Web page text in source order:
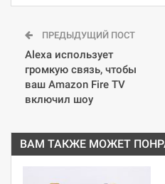
ПРЕДЫДУЩИЙ ПОСТ
Alexa использует
громкую связь, чтобы
ваш Amazon Fire TV
включил шоу
ВАМ ТАКЖЕ МОЖЕТ